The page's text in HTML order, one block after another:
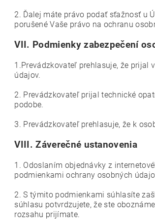
2. Ďalej máte právo podať sťažnosť u
porušené Vaše právo na ochranu
VII. Podmienky zabezpečení
1.Prevádzkovateľ prehlasuje, že prijal
údajov.
2. Prevádzkovateľ prijal technické
podobe.
3. Prevádzkovateľ prehlasuje, že k
VIII.Záverečné ustanovenia
1. Odoslaním objednávky z
podmienkami ochrany osobných
2. S týmito podmienkami súhlasíte
súhlasu potvrdzujete, že ste
rozsahu prijímate.